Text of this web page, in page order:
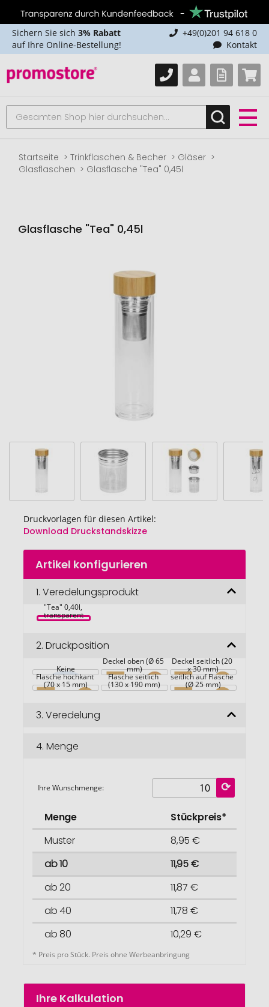
Sichern Sie sich 3% Rabatt
auf Ihre Online-Bestellung!
+49(0)201 94 618 0
Kontakt
Startseite Trinkflaschen & Becher
Gläser
Glasflaschen
Glasflasche "Tea" 0,45l
Glasflasche "Tea" 0,45l
Druckvorlagen für diesen Artikel:
Download Druckstandskizze
Zum
Anfang
Bildgalerie
Artikel konfigurieren
1. Veredelungsprodukt
"Tea" 0,40l,
transparent
2. Druckposition
Keine
Deckel oben (Ø 65
mm)
Deckel seitlich (20
x 30 mm)
Flasche hochkant
(70 x 15 mm)
Flasche seitlich
(130 x 190 mm)
seitlich auf Flasche
(Ø 25 mm)
3. Veredelung
4. Menge
Ihre Wunschmenge:
Menge
Stückpreis*
Muster
8,95 €
ab 10
11,95 €
ab 20
11,87 €
ab 40
11,78 €
ab 80
10,29 €
* Preis pro Stück. Preis ohne Werbeanbringung
Ihre Kalkulation